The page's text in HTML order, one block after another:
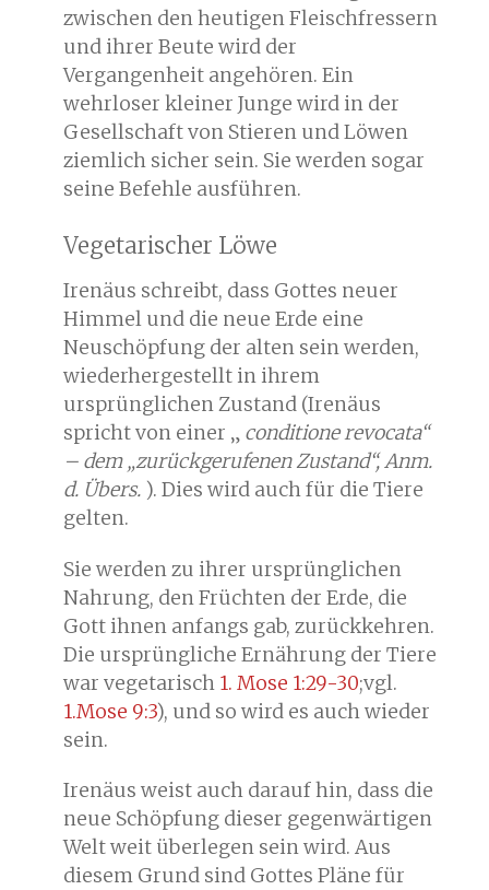
zwischen den heutigen Fleischfressern
und ihrer Beute wird der
Vergangenheit angehören. Ein
wehrloser kleiner Junge wird in der
Gesellschaft von Stieren und Löwen
ziemlich sicher sein. Sie werden sogar
seine Befehle ausführen.
Vegetarischer Löwe
Irenäus schreibt, dass Gottes neuer
Himmel und die neue Erde eine
Neuschöpfung der alten sein werden,
wiederhergestellt in ihrem
ursprünglichen Zustand (Irenäus
spricht von einer „ conditione revocata“
– dem „zurückgerufenen Zustand“, Anm.
d. Übers. ). Dies wird auch für die Tiere
gelten.
Sie werden zu ihrer ursprünglichen
Nahrung, den Früchten der Erde, die
Gott ihnen anfangs gab, zurückkehren.
Die ursprüngliche Ernährung der Tiere
war vegetarisch 1. Mose 1:29-30;vgl.
1.Mose 9:3), und so wird es auch wieder
sein.
Irenäus weist auch darauf hin, dass die
neue Schöpfung dieser gegenwärtigen
Welt weit überlegen sein wird. Aus
diesem Grund sind Gottes Pläne für